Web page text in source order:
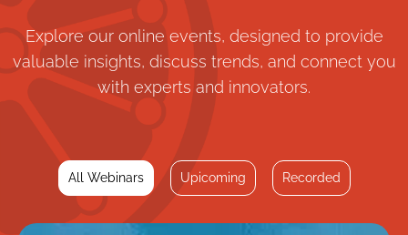
Explore our online events, designed to provide
valuable insights, discuss trends, and connect you
with experts and innovators.
All Webinars Upicoming Recorded